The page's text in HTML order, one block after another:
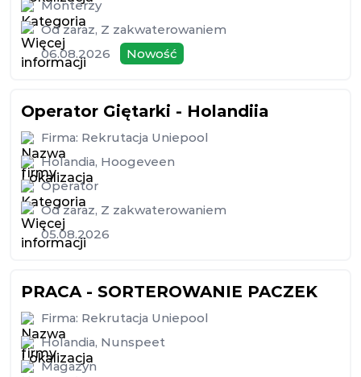
Monterzy
Od zaraz, Z zakwaterowaniem
06.08.2026
Nowość
Operator Giętarki - Holandiia
Firma: Rekrutacja Uniepool
Holandia, Hoogeveen
Operator
Od zaraz, Z zakwaterowaniem
05.08.2026
PRACA - SORTEROWANIE PACZEK
Firma: Rekrutacja Uniepool
Holandia, Nunspeet
Magazyn